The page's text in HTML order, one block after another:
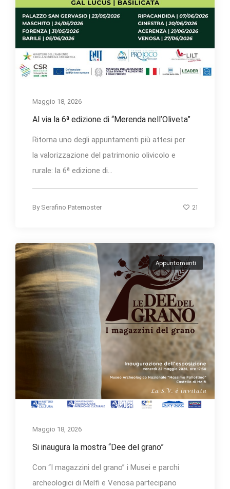
Maggio 18, 2026
Al via la 6ª edizione di “Merenda nell’Oliveta”
Ritorna uno degli appuntamenti più attesi per
la valorizzazione del patrimonio olivicolo e
rurale: la 6ª edizione di...
By Serafino Paternoster 21
Appuntamenti
Maggio 18, 2026
Si inaugura la mostra “Dee del grano”
Con “I magazzini del grano” i Musei e parchi
archeologici di Melfi e Venosa partecipano